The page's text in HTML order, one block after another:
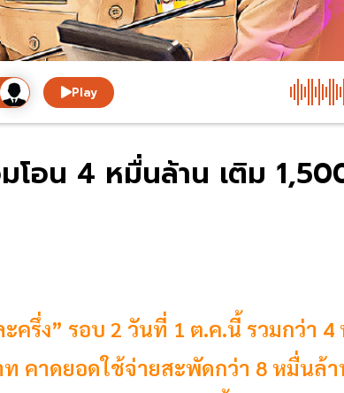
Play
โอน 4 หมื่นล้าน เติม
ครึ่ง” รอบ 2 วันที่ 1 ต.ค.นี้ รวมกว่า
คาดยอดใช้จ่ายสะพัดกว่า 8 หมื่นล้